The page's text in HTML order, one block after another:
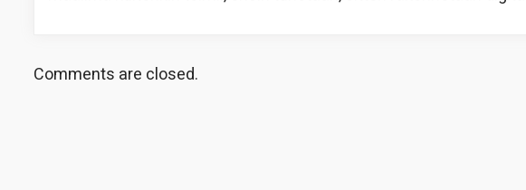
Comments are closed.